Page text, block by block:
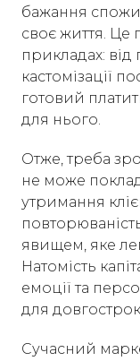
бажання
своє життя. Це
прикладах: від
кастомізації
готовий
для нього.
Отже, треба
не може
утримання
явищем, яке
Натомість
емоції та
для
Сучасний